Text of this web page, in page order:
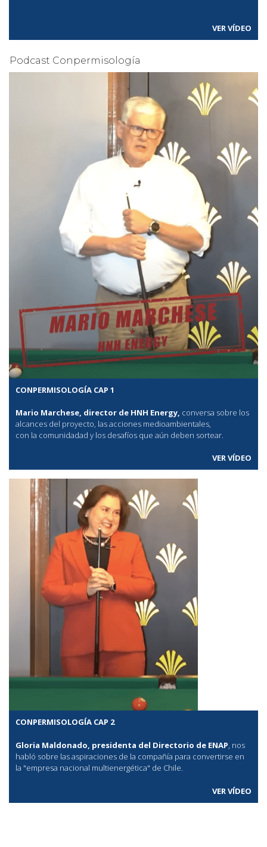
VER VÍDEO
Podcast Conpermisología
CONPERMISOLOGÍA CAP 1
Mario Marchese, director de HNH Energy, conversa sobre los
alcances del proyecto, las acciones medioambientales,
con la comunidadad y los desafíos que aún deben sortear.
VER VÍDEO
CONPERMISOLOGÍA CAP 2
Gloria Maldonado, presidenta del Directorio de ENAP, nos
habló sobre las aspiraciones de la compañía para convertirse en
la "empresa nacional multienergética" de Chile.
VER VÍDEO